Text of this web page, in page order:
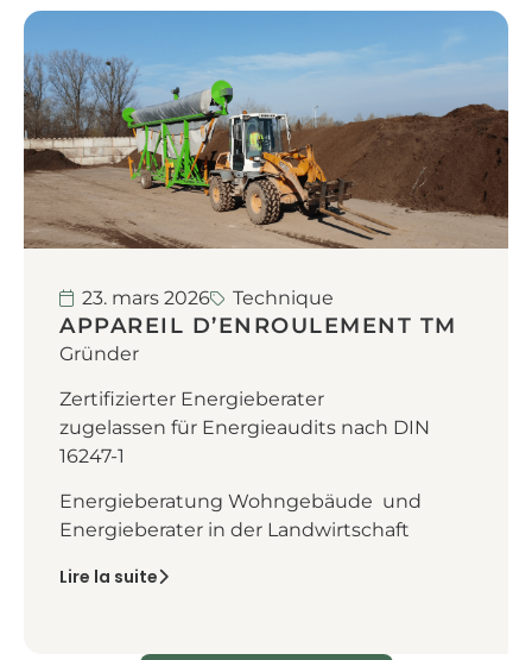
23. mars 2026 Technique
APPAREIL D’ENROULEMENT TM
Gründer
Zertifizierter Energieberater
zugelassen für Energieaudits nach DIN
16247-1
Energieberatung Wohngebäude und
Energieberater in der Landwirtschaft
Lire la suite